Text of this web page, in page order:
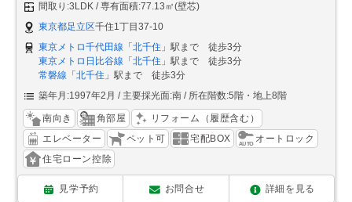
間取り:3LDK
専有面積:77.13㎡(壁芯)
東京都足立区千住1丁目37-10
東京メトロ千代田線 「 北千住 」駅まで 徒歩3分
東京メトロ日比谷線 「 北千住 」駅まで 徒歩3分
常磐線 「 北千住 」駅まで 徒歩3分
築年月:1997年2月
主要採光面:南 所在階数:5階・地上8階
南向き 角部屋
リフォーム（履歴含む）
エレベーター
ペット可 宅配BOX
オートロック
住宅ローン控除
見学予約 お問合せ 詳細を見る